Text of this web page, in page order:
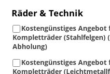
Räder & Technik
Kostengünstiges Angebot
Kompletträder (Stahlfelgen)
Abholung)
Kostengünstiges Angebot
Kompletträder